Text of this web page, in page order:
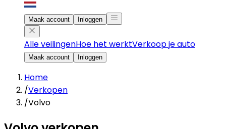
Maak account Inloggen
Alle veilingenHoe het werktVerkoop je auto
Maak account Inloggen
Home
/Verkopen
/Volvo